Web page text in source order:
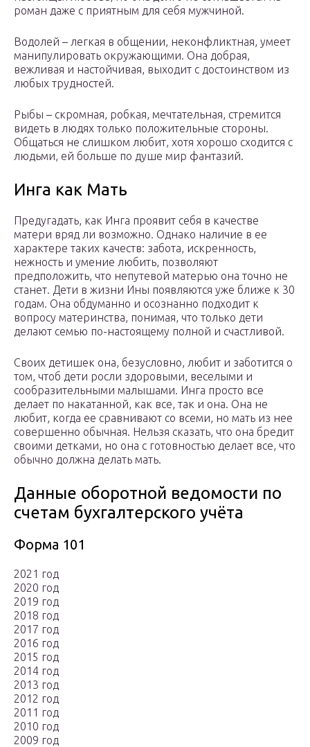
роман даже с приятным для себя мужчиной.
Водолей – легкая в общении, неконфликтная, умеет
манипулировать окружающими. Она добрая,
вежливая и настойчивая, выходит с достоинством из
любых трудностей.
Рыбы – скромная, робкая, мечтательная, стремится
видеть в людях только положительные стороны.
Общаться не слишком любит, хотя хорошо сходится с
людьми, ей больше по душе мир фантазий.
Инга как Мать
Предугадать, как Инга проявит себя в качестве
матери вряд ли возможно. Однако наличие в ее
характере таких качеств: забота, искренность,
нежность и умение любить, позволяют
предположить, что непутевой матерью она точно не
станет. Дети в жизни Ины появляются уже ближе к 30
годам. Она обдуманно и осознанно подходит к
вопросу материнства, понимая, что только дети
делают семью по-настоящему полной и счастливой.
Своих детишек она, безусловно, любит и заботится о
том, чтоб дети росли здоровыми, веселыми и
сообразительными малышами. Инга просто все
делает по накатанной, как все, так и она. Она не
любит, когда ее сравнивают со всеми, но мать из нее
совершенно обычная. Нельзя сказать, что она бредит
своими детками, но она с готовностью делает все, что
обычно должна делать мать.
Данные оборотной ведомости по
счетам бухгалтерского учёта
Форма 101
2021 год
2020 год
2019 год
2018 год
2017 год
2016 год
2015 год
2014 год
2013 год
2012 год
2011 год
2010 год
2009 год